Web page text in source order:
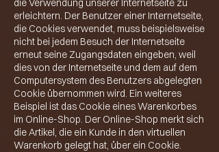
die Verwendung unserer Internetseite zu
erleichtern. Der Benutzer einer Internetseite,
die Cookies verwendet, muss beispielsweise
nicht bei jedem Besuch der Internetseite
erneut seine Zugangsdaten eingeben, weil
dies von der Internetseite und dem auf dem
Computersystem des Benutzers abgelegten
Cookie übernommen wird. Ein weiteres
Beispiel ist das Cookie eines Warenkorbes
im Online-Shop. Der Online-Shop merkt sich
die Artikel, die ein Kunde in den virtuellen
Warenkorb gelegt hat, über ein Cookie.